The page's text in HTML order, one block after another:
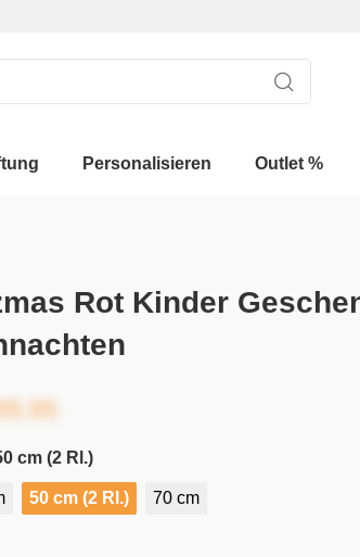
Personalisieren Outlet %
Rot Kinder
cm (2 Rl.)
50 cm (2 Rl.) 70 cm